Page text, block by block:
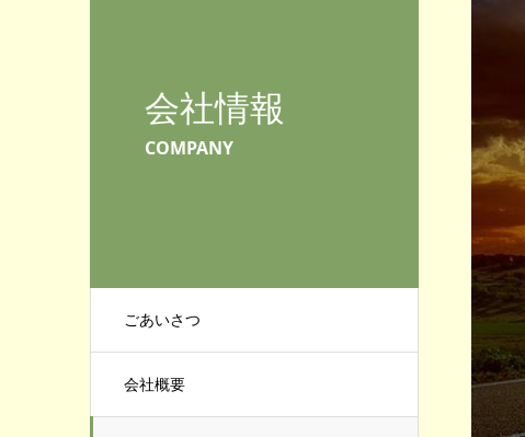
会社情報
COMPANY
ごあいさつ
会社概要